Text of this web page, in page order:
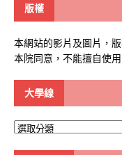
版權
本網站的影片及圖片，
本院同意，不能擅自使用
大學線
大